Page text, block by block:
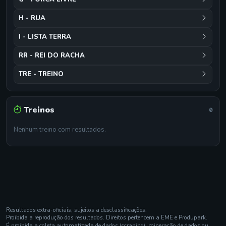
H - RUA
I - LISTA TERRA
RR - REI DO RACHA
TRE - TREINO
Treinos 0
Nenhum treino com resultados.
Resultados extra-oficiais, sujeitos a desclassificações.
Proibida a reprodução dos resultados. Direitos pertencem a EME e Produpark.